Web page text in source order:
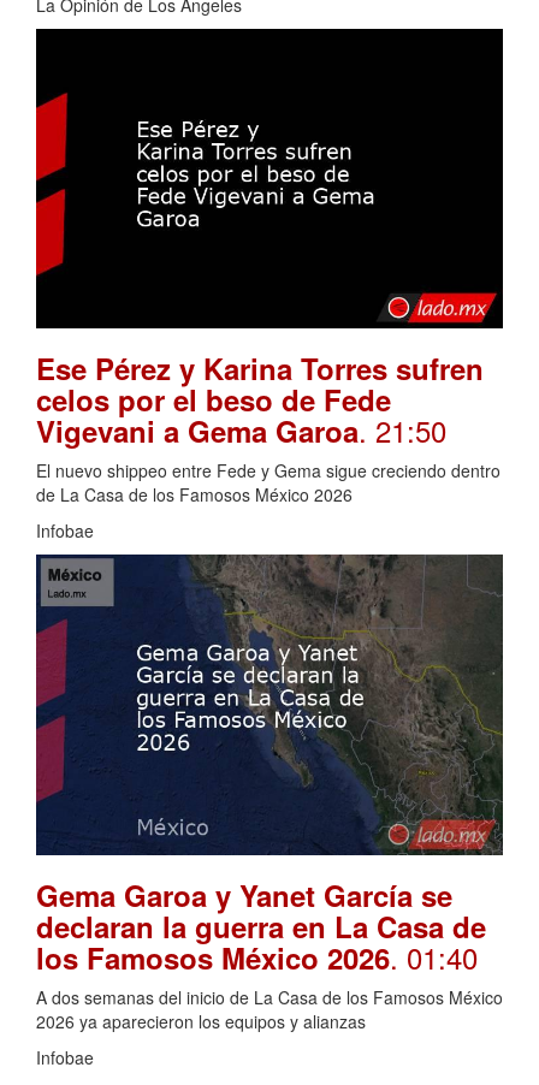
La Opinión de Los Ángeles
Ese Pérez y Karina Torres sufren
celos por el beso de Fede
Vigevani a Gema Garoa. 21:50
El nuevo shippeo entre Fede y Gema sigue creciendo dentro
de La Casa de los Famosos México 2026
Infobae
Gema Garoa y Yanet García se
declaran la guerra en La Casa de
los Famosos México 2026. 01:40
A dos semanas del inicio de La Casa de los Famosos México
2026 ya aparecieron los equipos y alianzas
Infobae